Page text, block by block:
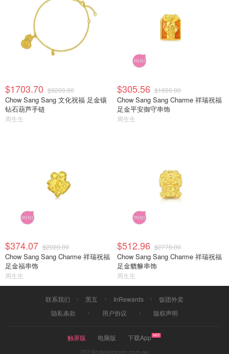
$1703.70 $9200.00
Chow Sang Sang 文化祝福 足金镶
钻石葫芦手链
周生生
$305.56 $1650.00
Chow Sang Sang Charme 祥瑞祝福
足金平安御守串饰
周生生
$374.07 $2020.00
Chow Sang Sang Charme 祥瑞祝福
足金福串饰
周生生
$512.96 $2770.00
Chow Sang Sang Charme 祥瑞祝福
足金貔貅串饰
周生生
联系我们 黑五 InRewards
饭团外卖
隐私条款
用户协议 版权声明
触屏版 电脑版
下载App
2019©dealmoon.com.au